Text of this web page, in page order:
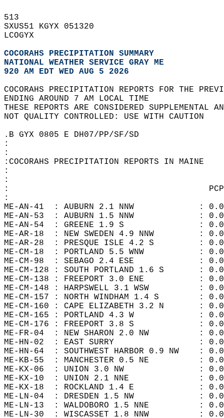
513
SXUS51 KGYX 051320
LCOGYX
COCORAHS PRECIPITATION SUMMARY
NATIONAL WEATHER SERVICE GRAY ME
920 AM EDT WED AUG 5 2026
COCORAHS PRECIPITATION REPORTS FOR THE
ENDING AROUND 7 AM LOCAL TIME
THESE REPORTS ARE CONSIDERED
NOT QUALITY CONTROLLED: USE WITH CAUTION
.B GYX 0805 E DH07/PP/SF/SD
:
:
:COCORAHS PRECIPITATION REPORTS IN MAINE
:
:
:                                        PCPN
:
ME-AN-41  : AUBURN 2.1 NNW             :
ME-AN-53  : AUBURN 1.5 NNW             :
ME-AN-54  : GREENE 1.9 S               :
ME-AR-18  : NEW SWEDEN 4.9 NNW
ME-AR-28  : PRESQUE ISLE 4.2 S         :
ME-CM-18  : PORTLAND 5.5 WNW
ME-CM-98  : SEBAGO 2.4 ESE             :
ME-CM-128 : SOUTH PORTLAND 1.6 S
ME-CM-138 : FREEPORT 3.0 ENE
ME-CM-148 : HARPSWELL 3.1 WSW
ME-CM-157 : NORTH WINDHAM 1.4 S
ME-CM-160 : CAPE ELIZABETH 3.2 N
ME-CM-165 : PORTLAND 4.3 W             :
ME-CM-176 : FREEPORT 3.8 S             :
ME-FR-04  : NEW SHARON 2.0 NW
ME-HN-02  : EAST SURRY                 :
ME-HN-64  : SOUTHWEST HARBOR 0.9 NW
ME-KB-55  : MANCHESTER 0.5 NE
ME-KX-06  : UNION 3.0 NW               :
ME-KX-10  : UNION 2.1 NNE              :
ME-KX-18  : ROCKLAND 1.4 E             :
ME-LN-04  : DRESDEN 1.5 NW             :
ME-LN-13  : WALDOBORO 1.5 NNE
ME-LN-30  : WISCASSET 1.8 NNW